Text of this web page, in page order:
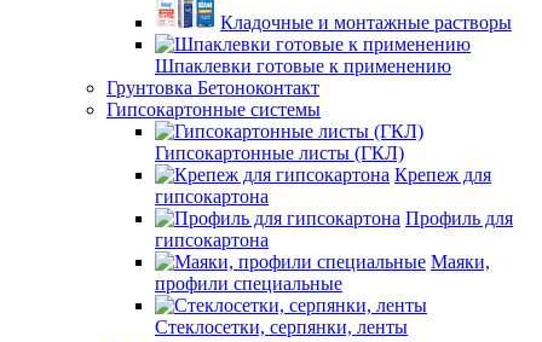
Кладочные и монтажные растворы
Шпаклевки готовые к применению
Грунтовка Бетоноконтакт
Гипсокартонные системы
Гипсокартонные листы (ГКЛ)
Крепеж для
гипсокартона
Профиль для
гипсокартона
Маяки,
профили специальные
Стеклосетки, серпянки, ленты